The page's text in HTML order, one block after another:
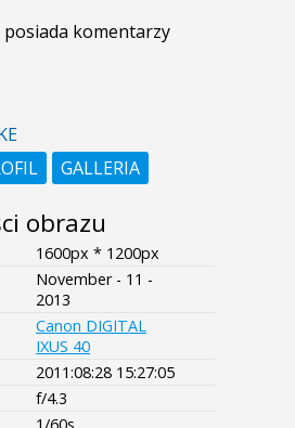
posiada komentarzy
GALLERIA
obrazu
1600px * 1200px
November - 11 -
2013
Canon DIGITAL
IXUS 40
2011:08:28 15:27:05
f/4.3